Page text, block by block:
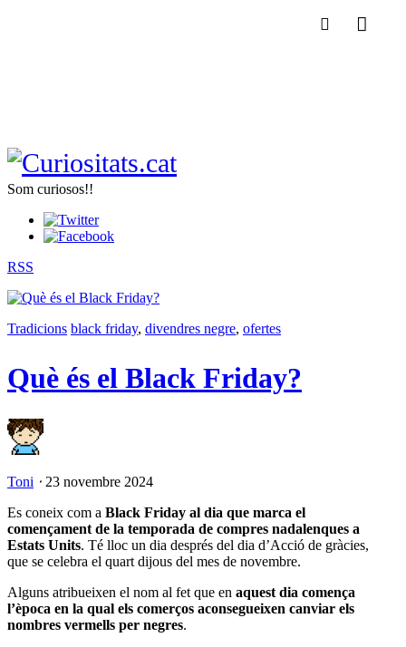
Som curiosos!!
RSS
Tradicions black friday, divendres negre, ofertes
Què és el Black Friday?
Toni ⋅ 23 novembre 2024
Es coneix com a Black Friday al dia que marca el
començament de la temporada de compres nadalenques a
Estats Units. Té lloc un dia després del dia d’Acció de gràcies,
que se celebra el quart dijous del mes de novembre.
Alguns atribueixen el nom al fet que en aquest dia comença
l’època en la qual els comerços aconsegueixen canviar els
nombres vermells per negres.